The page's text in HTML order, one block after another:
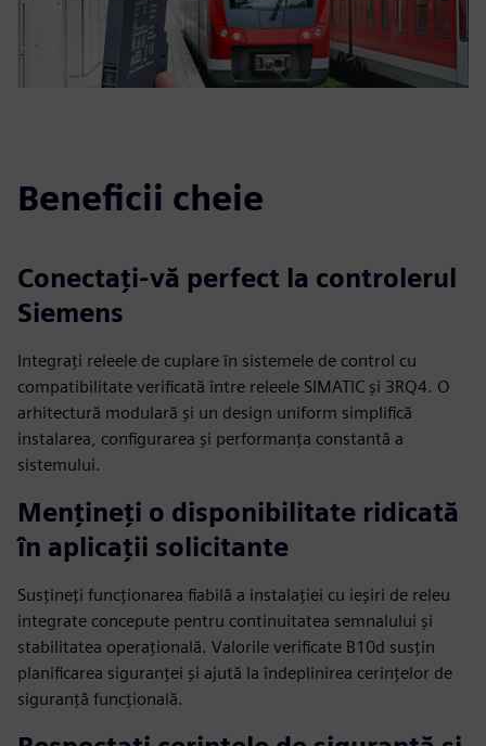
Beneficii cheie
Conectați-vă perfect la controlerul
Siemens
Integrați releele de cuplare în sistemele de control cu
compatibilitate verificată între releele SIMATIC și 3RQ4. O
arhitectură modulară și un design uniform simplifică
instalarea, configurarea și performanța constantă a
sistemului.
Mențineți o disponibilitate ridicată
în aplicații solicitante
Susțineți funcționarea fiabilă a instalației cu ieșiri de releu
integrate concepute pentru continuitatea semnalului și
stabilitatea operațională. Valorile verificate B10d susțin
planificarea siguranței și ajută la îndeplinirea cerințelor de
siguranță funcțională.